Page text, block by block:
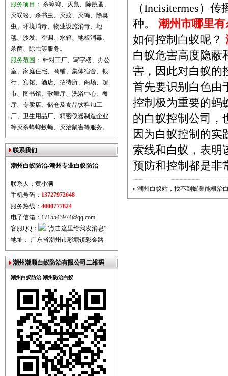
服务项目： 杀蟑螂、灭鼠、除跳蚤、
灭蜈蚣、杀书虫、灭蚊、灭蝇、除臭
虫、环境消毒、物业设施消毒、地
毯、沙发、空调、水箱、地板消毒、
杀菌、除虫等服务。
服务范围： 针对工厂、写字楼、办公
室、家庭住宅、商铺、集体宿舍、银
行、宾馆、酒店、招待所、商场、超
市、图书馆、歌舞厅、洗浴中心、餐
厅、专卖店、储仓及食品饮料加工
厂、卫生用品厂、精密仪器制造企业
等灭杀蟑螂蚊蝇、灭治鼠害等服务。
联系我们
潮州白蚁防治-潮州专业白蚁防治
联系人：黄小满
手机号码： 13727972648
服务热线： 4000777824
电子信箱：1715543974@qq.com
客服QQ：
地址： 广东省潮州市彩塘镇彩金路
潮州潮顺白蚁防治有限公司二维码
潮州白蚁防治-潮州防治白蚁
（Incisitermes）
种。 潮州市哪里
如何控制白蚁呢？
白蚁危害高度隐蔽
害，因此对白蚁的
首先要识别白色由
控制极为重要的蚂
的白蚁控制公司，
因为白蚁控制的实
索线和白蚁，表明
预防和控制都是非
« 潮州白蚁站，找不到蚁巢能根治